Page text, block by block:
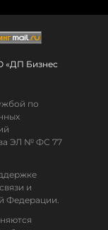
«ДП Бизнес
по
ЭЛ № ФС 77
и
Федерации.